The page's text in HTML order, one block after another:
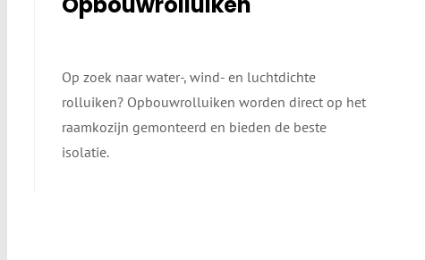
Op zoek naar water-, wind- en luchtdichte
rolluiken? Opbouwrolluiken worden direct op het
raamkozijn gemonteerd en bieden de beste
isolatie.